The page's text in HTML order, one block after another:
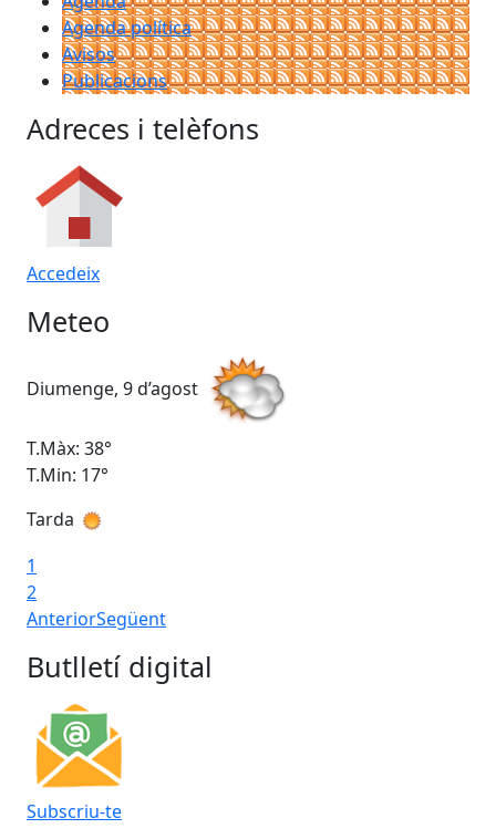
Agenda política
Avisos
Publicacions
Adreces i telèfons
Accedeix
Meteo
Diumenge, 9 d’agost
T.Màx: 38°
T.Min: 17°
Tarda
1
2
AnteriorSegüent
Butlletí digital
Subscriu-te